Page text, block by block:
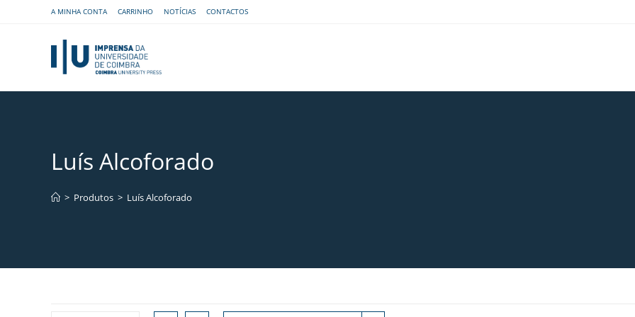
A MINHA CONTA CARRINHO NOTÍCIAS CONTACTOS
Luís Alcoforado
> Produtos > Luís Alcoforado